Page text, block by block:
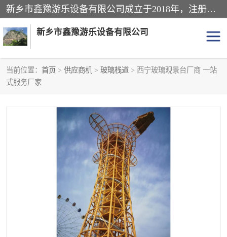
新乡市鑫豫游乐设备有限公司成立于2018年，注册地位于河南省。经营范围包括游乐设备、滑索、滑道、空中自行车、吊桥、拓展器材、攀岩器材、趣桥、悬崖秋千、网红桥、儿童乐园设备、水上乐园设备、丛林穿越设备、音乐呐喊设备、轨道滑车、栈道、玻璃滑道、观景平台、景观包装的设计、制造、销售、安装、维修，景区策划服务。
新乡市鑫豫游乐设备有限公司
当前位置： 首页 > 供应商机 > 玻璃栈道 > 西宁玻璃观景台厂商 一站
式服务厂家
游乐设备
儿童乐园设备
水上乐园设备
攀岩器材
空中自行车
玻璃滑道